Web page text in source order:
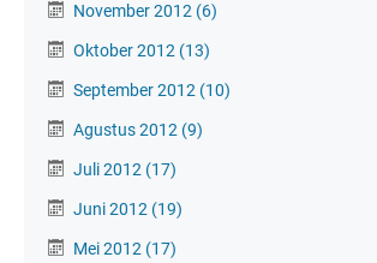
November 2012 (6)
Oktober 2012 (13)
September 2012 (10)
Agustus 2012 (9)
Juli 2012 (17)
Juni 2012 (19)
Mei 2012 (17)